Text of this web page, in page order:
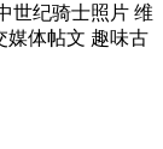
世纪骑士照片 维
媒体帖文 趣味古